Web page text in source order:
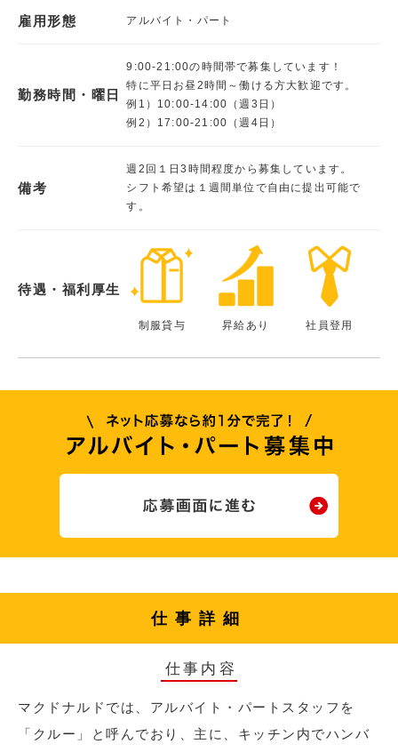
雇用形態 アルバイト・パート
勤務時間・曜日
9:00-21:00の時間帯で募集しています！
特に平日お昼2時間～働ける方大歓迎です。
例1）10:00-14:00（週3日）
例2）17:00-21:00（週4日）
備考
週2回１日3時間程度から募集しています。
シフト希望は１週間単位で自由に提出可能で
す。
待遇・福利厚生
制服貸与 昇給あり 社員登用
仕事詳細
仕事内容
マクドナルドでは、アルバイト・パートスタッフを
「クルー」と呼んでおり、主に、キッチン内でハンバ